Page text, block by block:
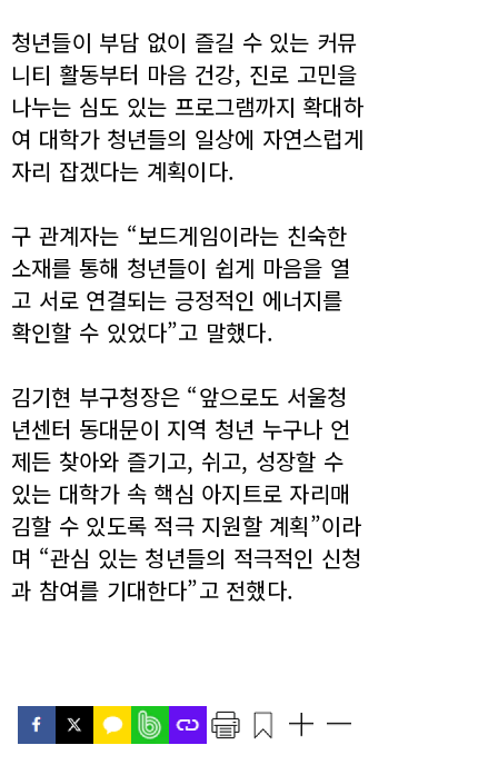
청년들이 부담 없이 즐길 수 있는 커뮤
니티 활동부터 마음 건강, 진로 고민을
나누는 심도 있는 프로그램까지 확대하
여 대학가 청년들의 일상에 자연스럽게
자리 잡겠다는 계획이다.
구 관계자는 “보드게임이라는 친숙한
소재를 통해 청년들이 쉽게 마음을 열
고 서로 연결되는 긍정적인 에너지를
확인할 수 있었다”고 말했다.
김기현 부구청장은 “앞으로도 서울청
년센터 동대문이 지역 청년 누구나 언
제든 찾아와 즐기고, 쉬고, 성장할 수
있는 대학가 속 핵심 아지트로 자리매
김할 수 있도록 적극 지원할 계획”이라
며 “관심 있는 청년들의 적극적인 신청
과 참여를 기대한다”고 전했다.